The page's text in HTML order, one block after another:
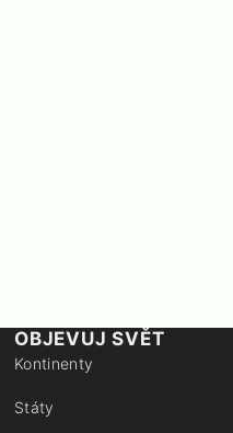
OBJEVUJ SVĚT
Kontinenty
Státy